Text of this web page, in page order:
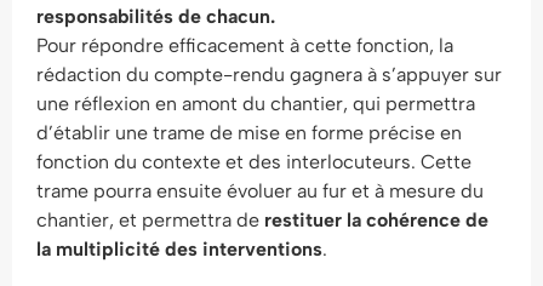
responsabilités de chacun.
Pour répondre efficacement à cette fonction, la
rédaction du compte-rendu gagnera à s’appuyer sur
une réflexion en amont du chantier, qui permettra
d’établir une trame de mise en forme précise en
fonction du contexte et des interlocuteurs. Cette
trame pourra ensuite évoluer au fur et à mesure du
chantier, et permettra de restituer la cohérence de
la multiplicité des interventions.